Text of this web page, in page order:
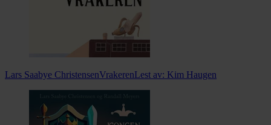
Lars Saabye ChristensenVrakerenLest av: Kim Haugen